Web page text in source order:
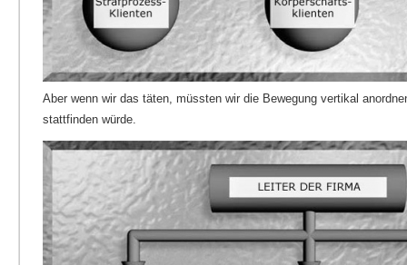
Aber wenn wir das täten, müssten wir die Bewegung vertikal
stattfinden würde.